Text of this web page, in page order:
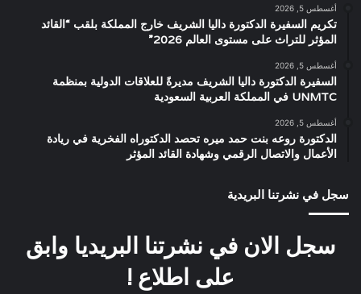
أغسطس 5, 2026
تكريم السفيرة الدكتورة داليا الشريف خارج المملكة بلقب “القائد
المؤثر للتراث على مستوى العالم 2026”
أغسطس 5, 2026
السفيرة الدكتورة داليا الشريف مديرةً للعلاقات الدولية بمنظمة
UNMTC في المملكة العربية السعودية
أغسطس 5, 2026
الدكتورة روعه بنت حمد ميره تحصد الدكتوراه الفخرية في ريادة
الأعمال والاتصال الرقمي وشهادة القائد المؤثر
سجل في نشرتنا البريدية
سجل الان في نشرتنا البريديا وابق
على اطلاع !